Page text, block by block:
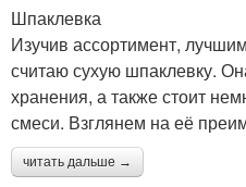
Шпаклевка
Изучив ассортимент,
считаю сухую шпаклевку.
хранения, а также стоит
смеси. Взглянем на её
читать дальше →